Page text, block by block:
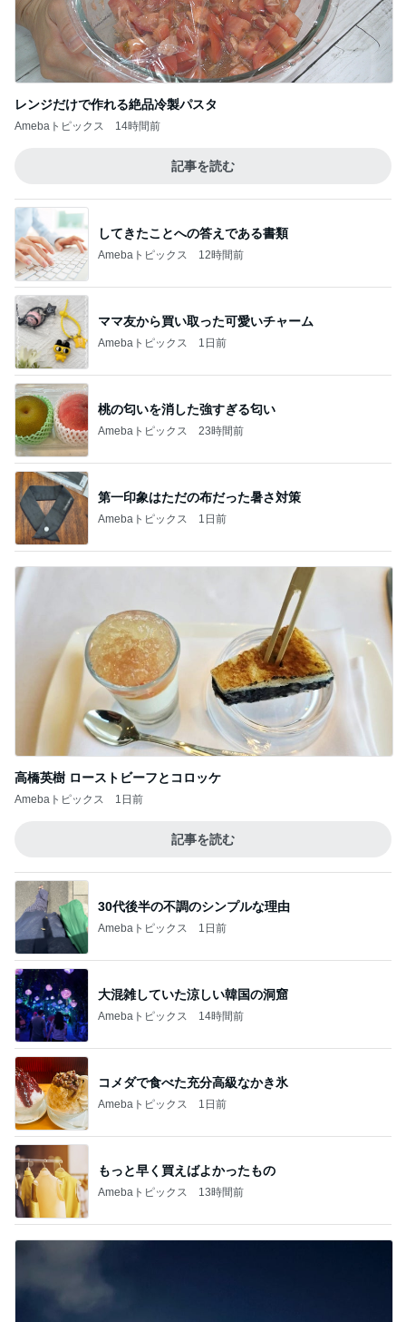
レンジだけで作れる絶品冷製パスタ
Amebaトピックス 14時間前
記事を読む
してきたことへの答えである書類
Amebaトピックス 12時間前
ママ友から買い取った可愛いチャーム
Amebaトピックス 1日前
桃の匂いを消した強すぎる匂い
Amebaトピックス 23時間前
第一印象はただの布だった暑さ対策
Amebaトピックス 1日前
高橋英樹 ローストビーフとコロッケ
Amebaトピックス 1日前
記事を読む
30代後半の不調のシンプルな理由
Amebaトピックス 1日前
大混雑していた涼しい韓国の洞窟
Amebaトピックス 14時間前
コメダで食べた充分高級なかき氷
Amebaトピックス 1日前
もっと早く買えばよかったもの
Amebaトピックス 13時間前